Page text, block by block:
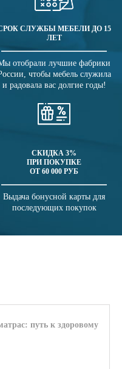
СЛУЖБЫ МЕБЕЛИ ДО 15
ЛЕТ
отобрали лучшие фабрики
чтобы мебель служила
и радовала вас долгие годы!
СКИДКА 3%
ПРИ ПОКУПКЕ
ОТ 60 000 РУБ
Выдача бонусной карты для
последующих покупок
путь к здоровому